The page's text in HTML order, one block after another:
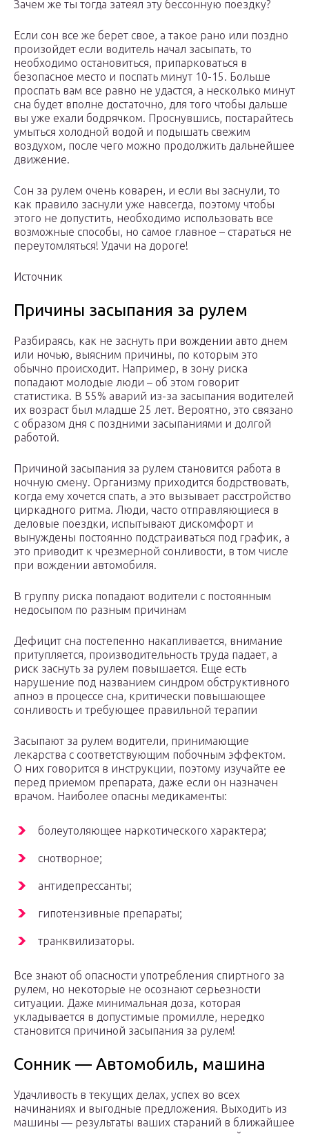
Зачем же ты тогда затеял эту бессонную поездку?
Если сон все же берет свое, а такое рано или поздно
произойдет если водитель начал засыпать, то
необходимо остановиться, припарковаться в
безопасное место и поспать минут 10-15. Больше
проспать вам все равно не удастся, а несколько минут
сна будет вполне достаточно, для того чтобы дальше
вы уже ехали бодрячком. Проснувшись, постарайтесь
умыться холодной водой и подышать свежим
воздухом, после чего можно продолжить дальнейшее
движение.
Сон за рулем очень коварен, и если вы заснули, то
как правило заснули уже навсегда, поэтому чтобы
этого не допустить, необходимо использовать все
возможные способы, но самое главное – стараться не
переутомляться! Удачи на дороге!
Источник
Причины засыпания за рулем
Разбираясь, как не заснуть при вождении авто днем
или ночью, выясним причины, по которым это
обычно происходит. Например, в зону риска
попадают молодые люди – об этом говорит
статистика. В 55% аварий из-за засыпания водителей
их возраст был младше 25 лет. Вероятно, это связано
с образом дня с поздними засыпаниями и долгой
работой.
Причиной засыпания за рулем становится работа в
ночную смену. Организму приходится бодрствовать,
когда ему хочется спать, а это вызывает расстройство
циркадного ритма. Люди, часто отправляющиеся в
деловые поездки, испытывают дискомфорт и
вынуждены постоянно подстраиваться под график, а
это приводит к чрезмерной сонливости, в том числе
при вождении автомобиля.
В группу риска попадают водители с постоянным
недосыпом по разным причинам
Дефицит сна постепенно накапливается, внимание
притупляется, производительность труда падает, а
риск заснуть за рулем повышается. Еще есть
нарушение под названием синдром обструктивного
апноэ в процессе сна, критически повышающее
сонливость и требующее правильной терапии
Засыпают за рулем водители, принимающие
лекарства с соответствующим побочным эффектом.
О них говорится в инструкции, поэтому изучайте ее
перед приемом препарата, даже если он назначен
врачом. Наиболее опасны медикаменты:
болеутоляющее наркотического характера;
снотворное;
антидепрессанты;
гипотензивные препараты;
транквилизаторы.
Все знают об опасности употребления спиртного за
рулем, но некоторые не осознают серьезности
ситуации. Даже минимальная доза, которая
укладывается в допустимые промилле, нередко
становится причиной засыпания за рулем!
Сонник — Автомобиль, машина
Удачливость в текущих делах, успех во всех
начинаниях и выгодные предложения. Выходить из
машины — результаты ваших стараний в ближайшее